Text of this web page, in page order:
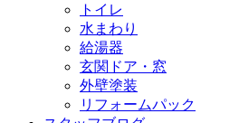
トイレ
水まわり
給湯器
玄関ドア・窓
外壁塗装
リフォームパック